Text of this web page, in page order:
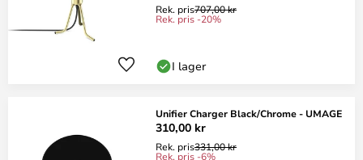
Rek. pris707,00 kr
Rek. pris -20%
I lager
Unifier Charger Black/Chrome - UMAGE
310,00 kr
Rek. pris331,00 kr
Rek. pris -6%